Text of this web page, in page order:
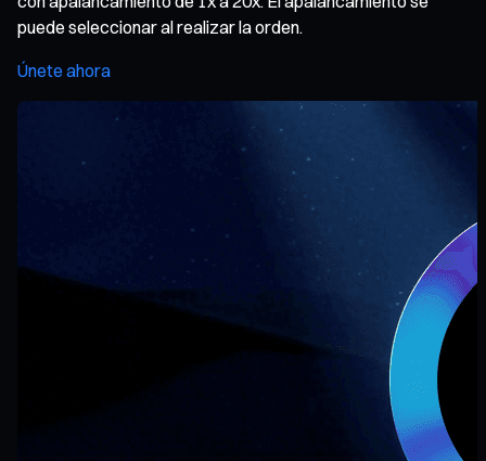
puede seleccionar al realizar la orden.
Únete ahora